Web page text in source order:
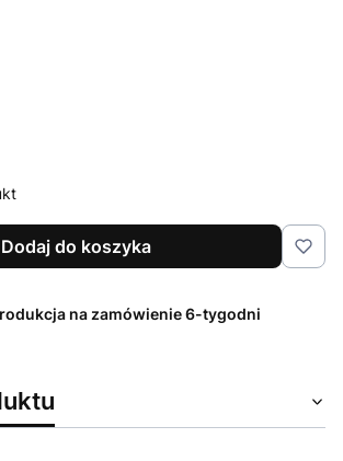
Dodaj do koszyka
na zamówienie 6-tygodni